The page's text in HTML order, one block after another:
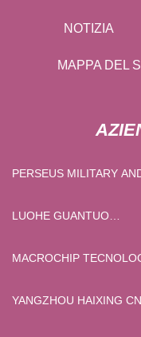
NOTIZIA
MAPPA DEL
PERSEUS MILITARY
LUOHE GUANTUO
MACROCHIP TECNOLOGIA
YANGZHOU HAIXING CNC